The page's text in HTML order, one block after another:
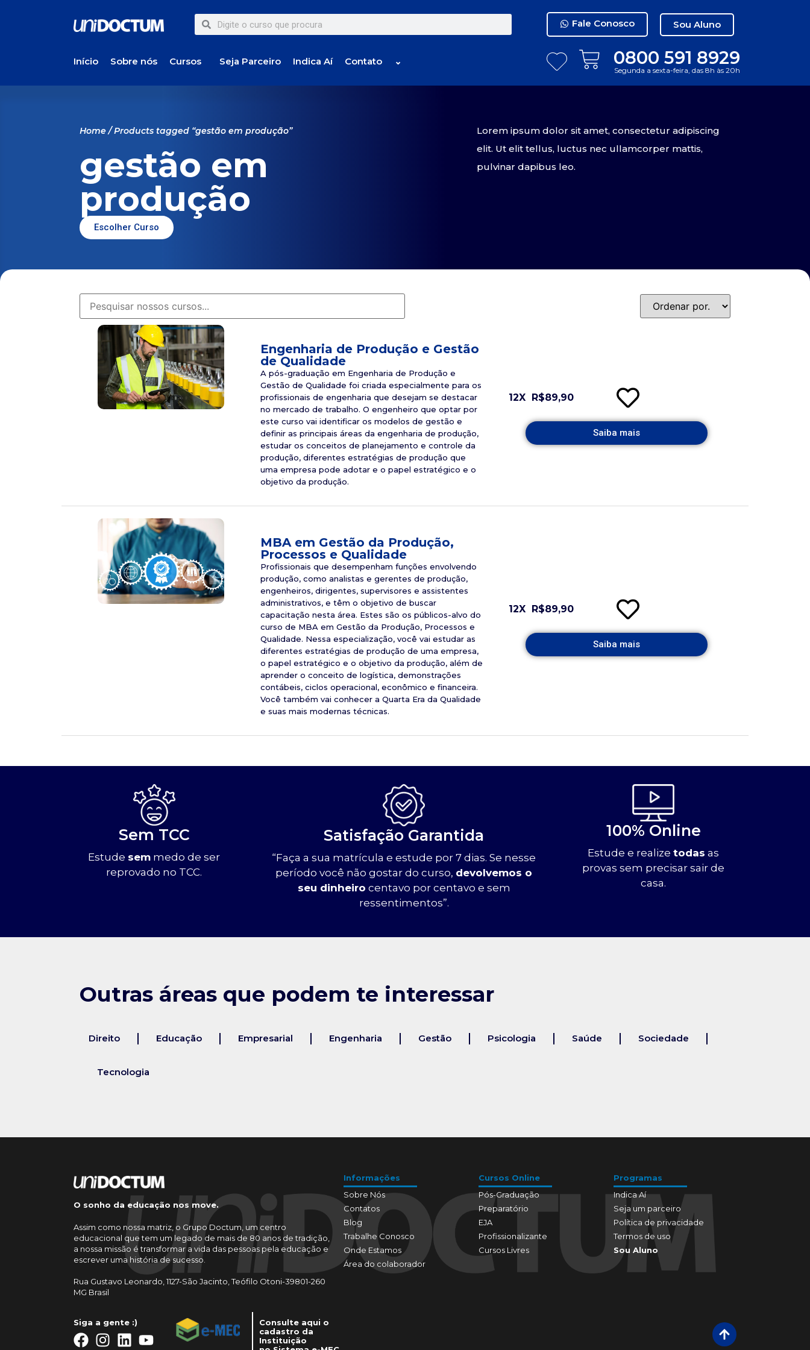
Fale Conosco Sou Aluno
Início Sobre nós Cursos Seja Parceiro Indica Aí Contato ⌄ 0800 591 8929
Segunda a sexta-feira, das 8h às 20h
Home/ Products tagged “gestão em produção”
gestão em
produção
Escolher Curso
Lorem ipsum dolor sit amet, consectetur adipiscing
elit. Ut elit tellus, luctus nec ullamcorper mattis,
pulvinar dapibus leo.
Engenharia de Produção e Gestão
de Qualidade
A pós-graduação em Engenharia de Produção e
Gestão de Qualidade foi criada especialmente para os
profissionais de engenharia que desejam se destacar
no mercado de trabalho. O engenheiro que optar por
este curso vai identificar os modelos de gestão e
definir as principais áreas da engenharia de produção,
estudar os conceitos de planejamento e controle da
produção, diferentes estratégias de produção que
uma empresa pode adotar e o papel estratégico e o
objetivo da produção.
12X R$89,90
Saiba mais
MBA em Gestão da Produção,
Processos e Qualidade
Profissionais que desempenham funções envolvendo
produção, como analistas e gerentes de produção,
engenheiros, dirigentes, supervisores e assistentes
administrativos, e têm o objetivo de buscar
capacitação nesta área. Estes são os públicos-alvo do
curso de MBA em Gestão da Produção, Processos e
Qualidade. Nessa especialização, você vai estudar as
diferentes estratégias de produção de uma empresa,
o papel estratégico e o objetivo da produção, além de
aprender o conceito de logística, demonstrações
contábeis, ciclos operacional, econômico e financeira.
Você também vai conhecer a Quarta Era da Qualidade
e suas mais modernas técnicas.
12X R$89,90
Saiba mais
Sem TCC
Estude sem medo de ser
reprovado no TCC.
Satisfação Garantida
“Faça a sua matrícula e estude por 7 dias. Se nesse
período você não gostar do curso, devolvemos o
seu dinheiro centavo por centavo e sem
ressentimentos”.
100% Online
Estude e realizetodas as
provas sem precisar sair de
casa.
Outras áreas que podem te interessar
Direito Educação Empresarial Engenharia Gestão Psicologia Saúde Sociedade
Tecnologia
O sonho da educação nos move.
Assim como nossa matriz, o Grupo Doctum, um centro
educacional que tem um legado de mais de 80 anos de tradição,
a nossa missão é transformar a vida das pessoas pela educação e
escrever uma história de sucesso.
Rua Gustavo Leonardo, 1127-São Jacinto, Teófilo Otoni-39801-260
MG Brasil
Informações
Sobre Nós
Contatos
Blog
Trabalhe Conosco
Onde Estamos
Área do colaborador
Cursos Online
Pós-Graduação
Preparatório
EJA
Profissionalizante
Cursos Livres
Programas
Indica Aí
Seja um parceiro
Política de privacidade
Termos de uso
Sou Aluno
Siga a gente :)
Consulte aqui o
cadastro da
Instituição